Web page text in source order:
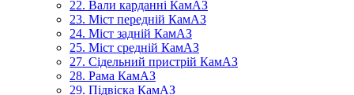
22. Вали карданні КамАЗ
23. Міст передній КамАЗ
24. Міст задній КамАЗ
25. Міст средній КамАЗ
27. Сідельний пристрій КамАЗ
28. Рама КамАЗ
29. Підвіска КамАЗ